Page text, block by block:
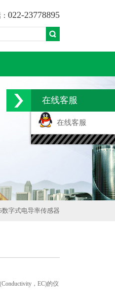
022-23778895
数字式电导率传感器
，EC)的仪
在线客服
在线客服